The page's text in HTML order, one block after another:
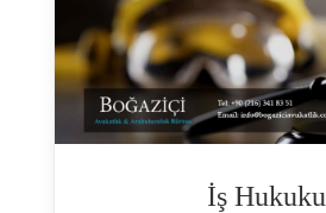
İş Hukuku